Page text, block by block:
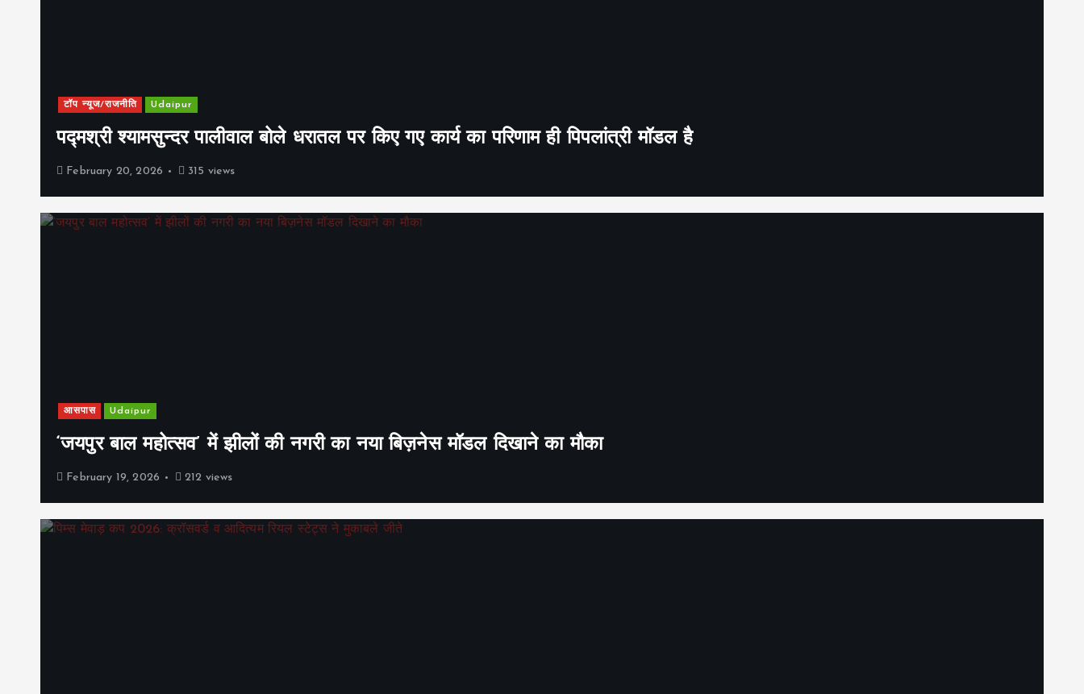
टॉप न्यूज/राजनीति Udaipur
पद्मश्री श्यामसुन्दर पालीवाल बोले धरातल पर किए गए कार्य का परिणाम ही पिपलांत्री मॉडल है
February 20, 2026 315 views
आसपास Udaipur
‘जयपुर बाल महोत्सव’ में झीलों की नगरी का नया बिज़नेस मॉडल दिखाने का मौका
February 19, 2026 212 views